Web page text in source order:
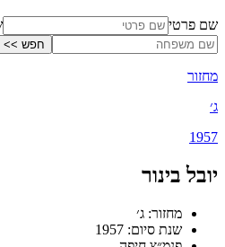
שם פרטי
מחזור
ג׳
1957
יובל בינור
מחזור: ג׳
שנת סיום: 1957